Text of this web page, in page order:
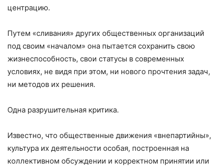
центрацию.
Путем «сливания» других общественных организаций
под своим «началом» она пытается сохранить свою
жизнеспособность, свои статусы в современных
условиях, не видя при этом, ни нового прочтения задач,
ни методов их решения.
Одна разрушительная критика.
Известно, что общественные движения «внепартийны»,
культура их деятельности особая, построенная на
коллективном обсуждении и корректном принятии или